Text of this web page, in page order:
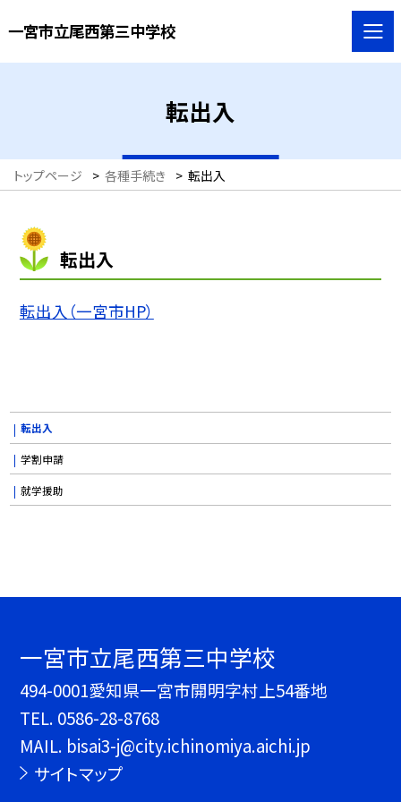
一宮市立尾西第三中学校
転出入
トップページ > 各種手続き > 転出入
転出入
転出入（一宮市HP）
転出入
学割申請
就学援助
一宮市立尾西第三中学校
494-0001愛知県一宮市開明字村上54番地
TEL. 0586-28-8768
MAIL. bisai3-j@city.ichinomiya.aichi.jp
サイトマップ